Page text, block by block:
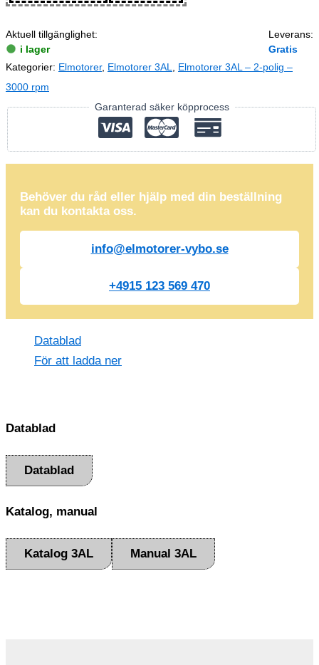
Aktuell tillgänglighet:
i lager
Leverans:
Gratis
Kategorier: Elmotorer, Elmotorer 3AL
Elmotorer 3AL – 2-polig –
3000 rpm
Garanterad säker köpprocess
Behöver du råd eller hjälp med din beställning
kan du kontakta oss.
info@elmotorer-vybo.se
+4915 123 569 470
Datablad
För att ladda ner
Datablad
Datablad
Katalog, manual
Katalog 3AL Manual 3AL